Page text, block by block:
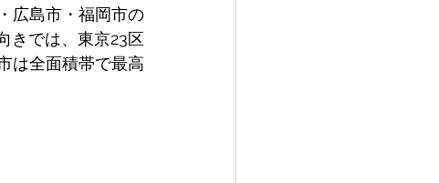
広島市・福岡市の
きでは、東京23区
は全面積帯で最高